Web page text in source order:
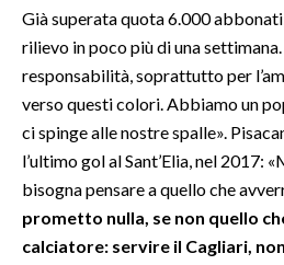
Già superata quota 6.000
rilievo in poco più di una
responsabilità, soprattutto per
verso questi colori. Abbiamo un
ci spinge alle nostre spalle».
l’ultimo gol al Sant’Elia, nel 2017:
bisogna pensare a quello che
prometto nulla, se non quello
calciatore: servire il Cagliari,